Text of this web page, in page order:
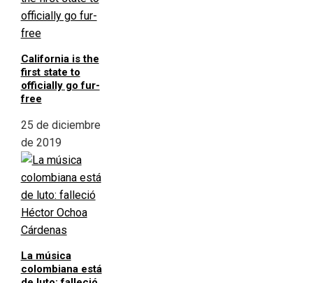
California is the
first state to
officially go fur-
free
25 de diciembre
de 2019
La música
colombiana está